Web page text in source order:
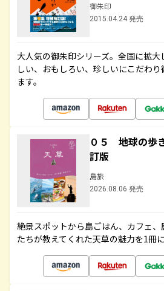
御朱印
2015.04.24 発売
大人気の御朱印シリーズ。全国に拡
しい、おもしろい、珍しいにこだわ
ます。
０５ 地球の
訂版
島旅
2026.08.06 発売
絶景スポットから島ごはん、カフェ
たちが教えてくれた天草の魅力を1冊